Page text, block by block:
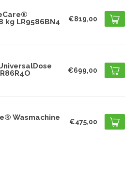
kg LR9586BN4
€819,00
€699,00
Wasmachine
€475,00